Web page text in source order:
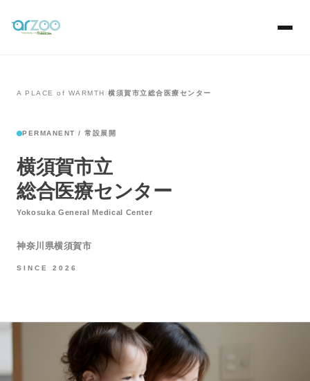
A PLACE of WARMTH /横須賀市立総合医療センター
PERMANENT / 常設展開
横須賀市立
総合医療センター
Yokosuka General Medical Center
神奈川県横須賀市
SINCE 2026